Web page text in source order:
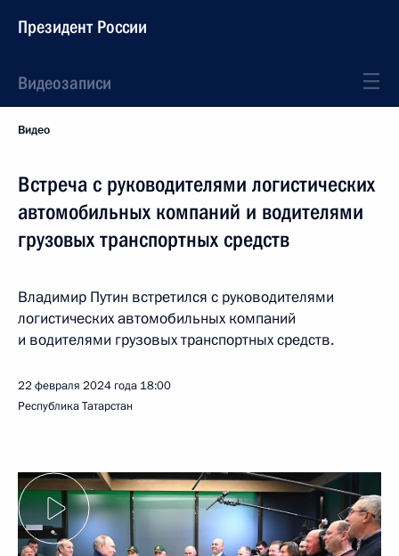
Президент России
Видеозаписи
Видео
Встреча с руководителями логистических
автомобильных компаний и водителями
грузовых транспортных средств
Владимир Путин встретился с руководителями
логистических автомобильных компаний
и водителями грузовых транспортных средств.
22 февраля 2024 года 18:00
Республика Татарстан